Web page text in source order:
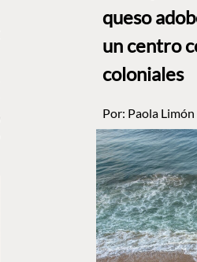
queso
un centro
coloniales
Por: Paola Limón